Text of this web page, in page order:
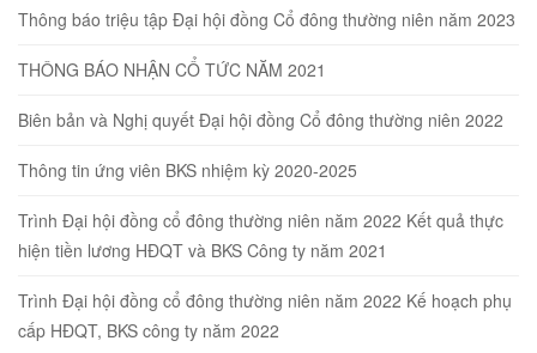
Thông báo triệu tập Đại hội đồng Cổ đông thường niên năm 2023
THÔNG BÁO NHẬN CỔ TỨC NĂM 2021
Biên bản và Nghị quyết Đại hội đồng Cổ đông thường niên 2022
Thông tin ứng viên BKS nhiệm kỳ 2020-2025
Trình Đại hội đồng cổ đông thường niên năm 2022 Kết quả thực
hiện tiền lương HĐQT và BKS Công ty năm 2021
Trình Đại hội đồng cổ đông thường niên năm 2022 Kế hoạch phụ
cấp HĐQT, BKS công ty năm 2022